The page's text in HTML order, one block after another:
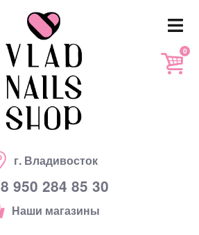
г. Владивосток
8 950 284 85 30
Наши магазины
0